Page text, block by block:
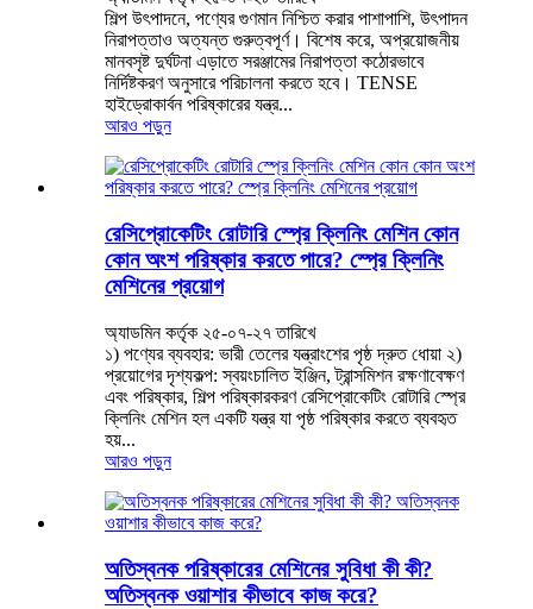
শিল্প উৎপাদনে, পণ্যের গুণমান নিশ্চিত করার পাশাপাশি, উৎপাদন
নিরাপত্তাও অত্যন্ত গুরুত্বপূর্ণ। বিশেষ করে, অপ্রয়োজনীয়
মানবসৃষ্ট দুর্ঘটনা এড়াতে সরঞ্জামের নিরাপত্তা কঠোরভাবে
নির্দিষ্টকরণ অনুসারে পরিচালনা করতে হবে। TENSE
হাইড্রোকার্বন পরিষ্কারের যন্ত্র...
আরও পড়ুন
রেসিপ্রোকেটিং রোটারি স্প্রে ক্লিনিং মেশিন কোন
কোন অংশ পরিষ্কার করতে পারে? স্প্রে ক্লিনিং
মেশিনের প্রয়োগ
অ্যাডমিন কর্তৃক ২৫-০৭-২৭ তারিখে
১) পণ্যের ব্যবহার: ভারী তেলের যন্ত্রাংশের পৃষ্ঠ দ্রুত ধোয়া ২)
প্রয়োগের দৃশ্যকল্প: স্বয়ংচালিত ইঞ্জিন, ট্রান্সমিশন রক্ষণাবেক্ষণ
এবং পরিষ্কার, শিল্প পরিষ্কারকরণ রেসিপ্রোকেটিং রোটারি স্প্রে
ক্লিনিং মেশিন হল একটি যন্ত্র যা পৃষ্ঠ পরিষ্কার করতে ব্যবহৃত
হয়...
আরও পড়ুন
অতিস্বনক পরিষ্কারের মেশিনের সুবিধা কী কী?
অতিস্বনক ওয়াশার কীভাবে কাজ করে?